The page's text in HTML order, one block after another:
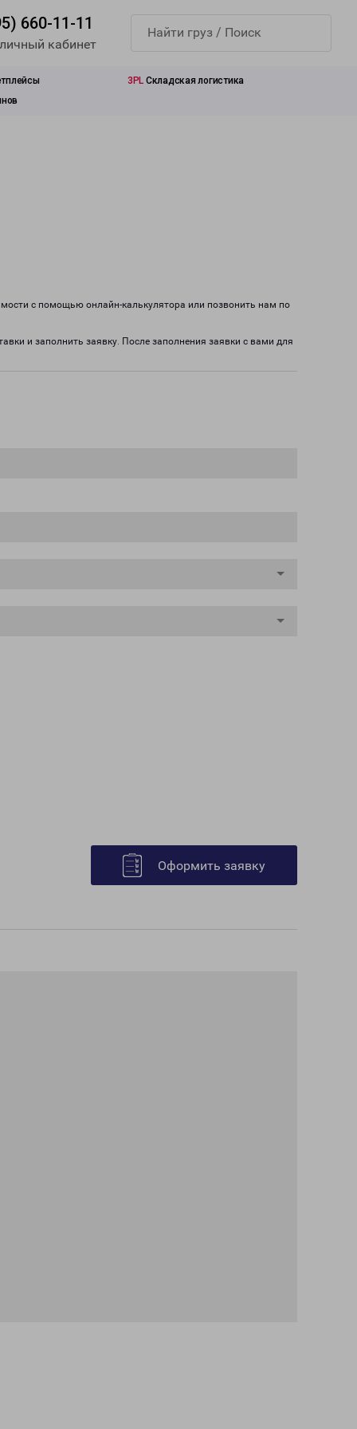
660-11-11
кабинет
3PL Складская логистика
с помощью онлайн-калькулятора или позвонить нам по
и заполнить заявку. После заполнения заявки с вами для
Оформить заявку